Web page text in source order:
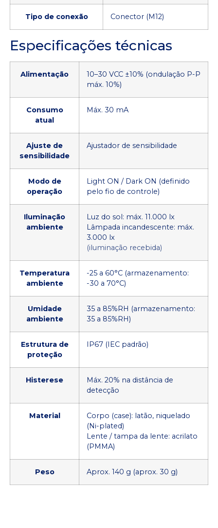
Tipo de conexão Conector (M12)
Especificações técnicas
Alimentação
10–30 VCC ±10% (ondulação P-P
máx. 10%)
Consumo
atual
Máx. 30 mA
Ajuste de
sensibilidade
Ajustador de sensibilidade
Modo de
operação
Light ON / Dark ON (definido
pelo fio de controle)
Iluminação
ambiente
Luz do sol: máx. 11.000 lx
Lâmpada incandescente: máx.
3.000 lx
(iluminação recebida)
Temperatura
ambiente
-25 a 60°C (armazenamento:
-30 a 70°C)
Umidade
ambiente
35 a 85%RH (armazenamento:
35 a 85%RH)
Estrutura de
proteção
IP67 (IEC padrão)
Histerese
Máx. 20% na distância de
detecção
Material
Corpo (case): latão, niquelado
(Ni-plated)
Lente / tampa da lente: acrilato
(PMMA)
Peso Aprox. 140 g (aprox. 30 g)